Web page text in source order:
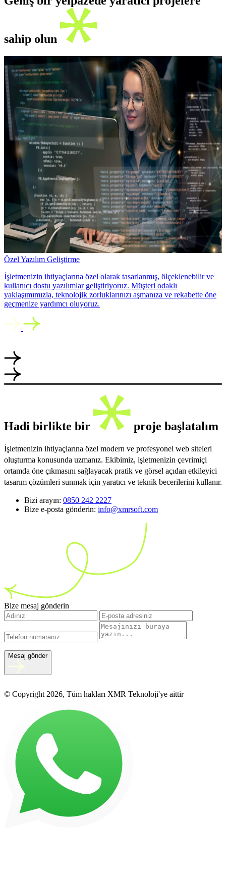
sahip olun
Özel Yazılım Geliştirme
İşletmenizin ihtiyaçlarına özel olarak tasarlanmış, ölçeklenebilir ve
kullanıcı dostu yazılımlar geliştiriyoruz. Müşteri odaklı
yaklaşımımızla, teknolojik zorluklarınızı aşmanıza ve rekabette öne
geçmenize yardımcı oluyoruz.
Hadi birlikte bir proje başlatalım
İşletmenizin ihtiyaçlarına özel modern ve profesyonel web siteleri
oluşturma konusunda uzmanız. Ekibimiz, işletmenizin çevrimiçi
ortamda öne çıkmasını sağlayacak pratik ve görsel açıdan etkileyici
tasarım çözümleri sunmak için yaratıcı ve teknik becerilerini kullanır.
Bizi arayın: 0850 242 2227
Bize e-posta gönderin: info@xmrsoft.com
Bize mesaj gönderin
Mesaj gönder
© Copyright 2026, Tüm hakları XMR Teknoloji'ye aittir